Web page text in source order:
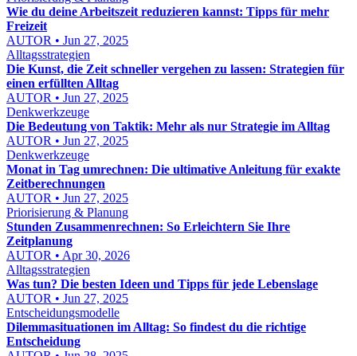
Wie du deine Arbeitszeit reduzieren kannst: Tipps für mehr
Freizeit
AUTOR • Jun 27, 2025
Alltagsstrategien
Die Kunst, die Zeit schneller vergehen zu lassen: Strategien für
einen erfüllten Alltag
AUTOR • Jun 27, 2025
Denkwerkzeuge
Die Bedeutung von Taktik: Mehr als nur Strategie im Alltag
AUTOR • Jun 27, 2025
Denkwerkzeuge
Monat in Tag umrechnen: Die ultimative Anleitung für exakte
Zeitberechnungen
AUTOR • Jun 27, 2025
Priorisierung & Planung
Stunden Zusammenrechnen: So Erleichtern Sie Ihre
Zeitplanung
AUTOR • Apr 30, 2026
Alltagsstrategien
Was tun? Die besten Ideen und Tipps für jede Lebenslage
AUTOR • Jun 27, 2025
Entscheidungsmodelle
Dilemmasituationen im Alltag: So findest du die richtige
Entscheidung